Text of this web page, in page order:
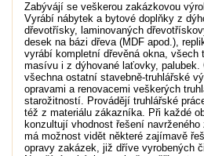
Zabývájí se veškerou zakázkovou
Vyrábí nábytek a bytové doplňky z
dřevotřísky, laminovaných
desek na bázi dřeva (MDF apod.),
vyrábí kompletní dřevěná okna, všech
masívu i z dýhované laťovky, palubek.
všechna ostatní stavebně-truhlářské
opravami a renovacemi veškerých
starožitností. Provádějí truhlářské
též z materiálu zákazníka. Při každé
konzultují vhodnost řešení
má možnost vidět některé zajímavě
opravy zakázek, již dříve vyrobených